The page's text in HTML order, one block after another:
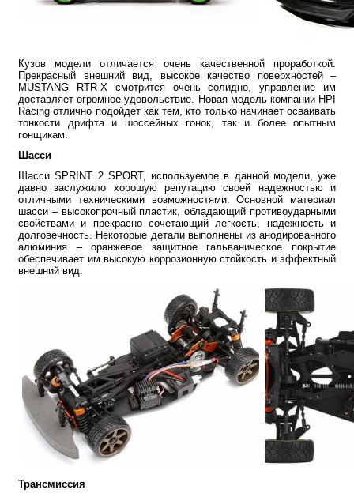
Кузов модели отличается очень качественной проработкой.
Прекрасный внешний вид, высокое качество поверхностей –
MUSTANG RTR-X смотрится очень солидно, управление им
доставляет огромное удовольствие. Новая модель компании HPI
Racing отлично подойдет как тем, кто только начинает осваивать
тонкости дрифта и шоссейных гонок, так и более опытным
гонщикам.
Шасси
Шасси SPRINT 2 SPORT, используемое в данной модели, уже
давно заслужило хорошую репутацию своей надежностью и
отличными техническими возможностями. Основной материал
шасси – высокопрочный пластик, обладающий противоударными
свойствами и прекрасно сочетающий легкость, надежность и
долговечность. Некоторые детали выполнены из анодированного
алюминия – оранжевое защитное гальваническое покрытие
обеспечивает им высокую коррозионную стойкость и эффектный
внешний вид.
Трансмиссия